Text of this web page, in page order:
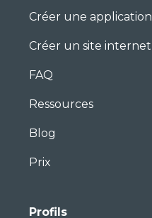
Créer une application
Créer un site internet
FAQ
Ressources
Blog
Prix
Profils